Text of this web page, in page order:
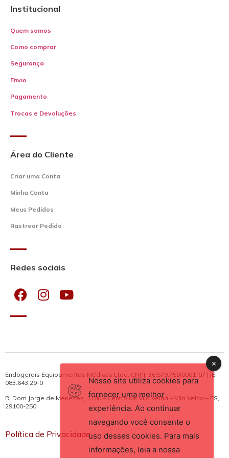
Institucional
Quem somos
Como comprar
Segurança
Envio
Pagamento
Trocas e Devoluções
Área do Cliente
Criar uma Conta
Minha Conta
Meus Pedidos
Rastrear Pedido
Redes sociais
Endogerais Equipamentos Médicos Ltda. CNPJ: 36.579.750/0001-07 | IE
083.643.29-0
R. Dom Jorge de Menezes, 1180 – Centro de Vila Velha – Vila Velha – ES,
29100-250
Política de Privacidade
Nosso site utiliza cookies para
fornecer uma melhor
experiência. Ao continuar
navegando você consente o
uso desses cookies. Para mais
informações, leia a nossa